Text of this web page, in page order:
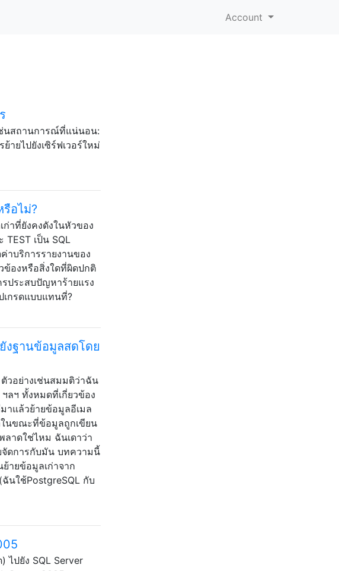
Account
ช่นสถานการณ์ที่แน่นอน:
ายไปยังเซิร์ฟเวอร์ใหม่
อไม่?
ก่าที่ยังคงดังในหัวของ
เป็น SQL
าบริการรายงานของ
ข้องหรือสิ่งใดที่ผิดปกติ
ประสบปัญหาร้ายแรง
เกรดแบบแทนที่?
งฐานข้อมูลสดโดย
วอย่างเช่นสมมติว่าฉัน
ลฯ ทั้งหมดที่เกี่ยวข้อง
าแล้วย้ายข้อมูลอีเมล
ในขณะที่ข้อมูลถูกเขียน
ลาดใช่ไหม ฉันเดาว่า
ดการกับมัน บทความนี้
ายข้อมูลเก่าจาก
นใช้PostgreSQL กับ
ไปยัง SQL Server